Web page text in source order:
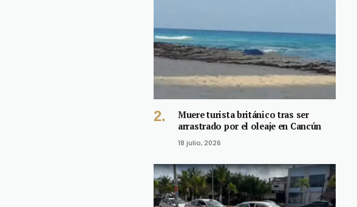
Muere turista británico tras ser
arrastrado por el oleaje en Cancún
18 julio, 2026